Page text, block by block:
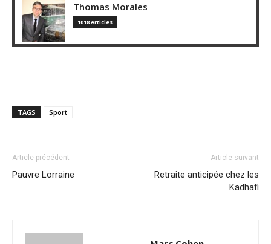
Thomas Morales
1018 Articles
TAGS Sport
Article précédent
Pauvre Lorraine
Article suivant
Retraite anticipée chez les
Kadhafi